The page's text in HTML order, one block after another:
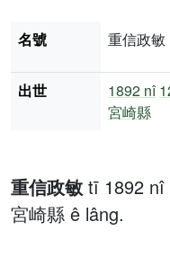
重信政敏 tī 1892 nî
宮崎縣 ê lâng.
名號 重信政敏
出世 1892 nî
宮崎縣